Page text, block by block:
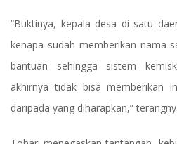
“Buktinya, kepala desa di satu
kenapa sudah memberikan nama
bantuan sehingga sistem
akhirnya tidak bisa memberikan
daripada yang diharapkan,”